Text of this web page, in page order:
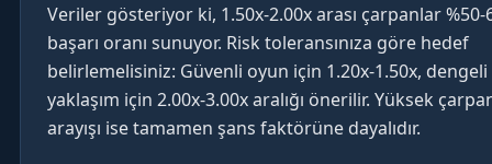
Veriler gösteriyor ki, 1.50x-2.00x arası çarpanlar %50-
başarı oranı sunuyor. Risk toleransınıza göre hedef
belirlemelisiniz: Güvenli oyun için 1.20x-1.50x, dengeli
yaklaşım için 2.00x-3.00x aralığı önerilir. Yüksek
arayışı ise tamamen şans faktörüne dayalıdır.